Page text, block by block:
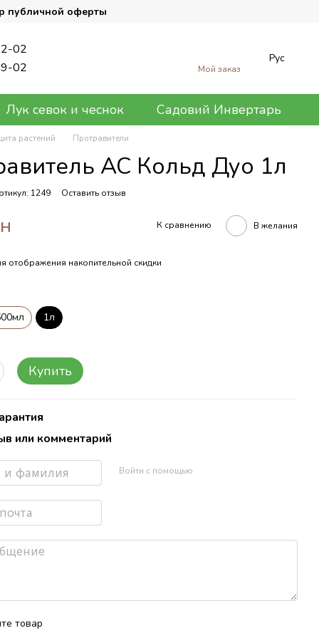
публичной оферты
02
02
Мой заказ
Рус
Лук севок и чеснок Садовий Инвертарь
растений Протравители
АС Кольд Дуо 1л
1249 Оставить отзыв
К сравнению В желания
отображения накопительной скидки
1л
Купить
или комментарий
Войти с помощью
товар